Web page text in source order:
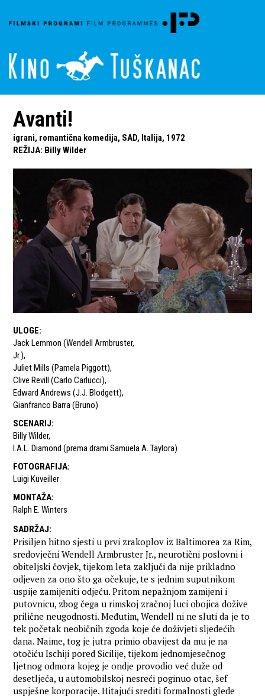
Avanti!
igrani, romantična komedija, SAD, Italija, 1972
REŽIJA: Billy Wilder
ULOGE:
Jack Lemmon (Wendell Armbruster,
Jr.),
Juliet Mills (Pamela Piggott),
Clive Revill (Carlo Carlucci),
Edward Andrews (J.J. Blodgett),
Gianfranco Barra (Bruno)
SCENARIJ:
Billy Wilder,
I.A.L. Diamond (prema drami Samuela A. Taylora)
FOTOGRAFIJA:
Luigi Kuveiller
MONTAŽA:
Ralph E. Winters
SADRŽAJ:
Prisiljen hitno sjesti u prvi zrakoplov iz Baltimorea za Rim,
sredovječni Wendell Armbruster Jr., neurotični poslovni i
obiteljski čovjek, tijekom leta zaključi da nije prikladno
odjeven za ono što ga očekuje, te s jednim suputnikom
uspije zamijeniti odjeću. Pritom nepažnjom zamijeni i
putovnicu, zbog čega u rimskoj zračnoj luci obojica dožive
prilične neugodnosti. Međutim, Wendell ni ne sluti da je to
tek početak neobičnih zgoda koje će doživjeti sljedećih
dana. Naime, tog je jutra primio obavijest da mu je na
otočiću Ischiji pored Sicilije, tijekom jednomjesečnog
ljetnog odmora kojeg je ondje provodio već duže od
desetljeća, u automobilskoj nesreći poginuo otac, šef
uspješne korporacije. Hitajući srediti formalnosti glede